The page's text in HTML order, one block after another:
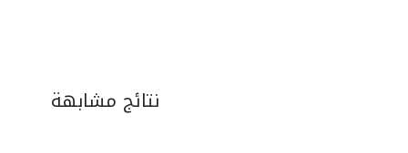
نتائج مشابهة